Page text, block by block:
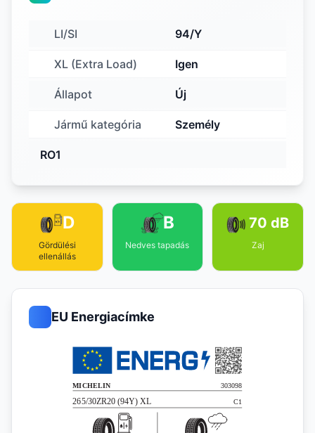
LI/SI 94/Y
XL (Extra Load) Igen
Állapot Új
Jármű kategória Személy
RO1
D
Gördülési
ellenállás
B
Nedves tapadás
70 dB
Zaj
EU Energiacímke